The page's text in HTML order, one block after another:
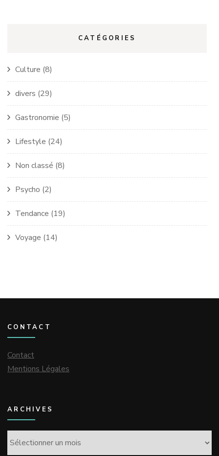
CATÉGORIES
Culture (8)
divers (29)
Gastronomie (5)
Lifestyle (24)
Non classé (8)
Psycho (2)
Tendance (19)
Voyage (14)
CONTACT
Contact
Mentions Légales
ARCHIVES
Archives